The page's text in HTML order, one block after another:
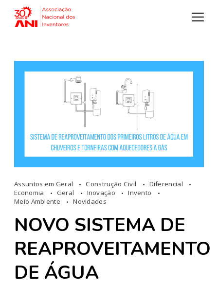
Assuntos em Geral Construção Civil
Diferencial
Economia
Geral Inovação
Invento
Meio Ambiente
Novidades
NOVO SISTEMA DE
REAPROVEITAMENTO
DE ÁGUA